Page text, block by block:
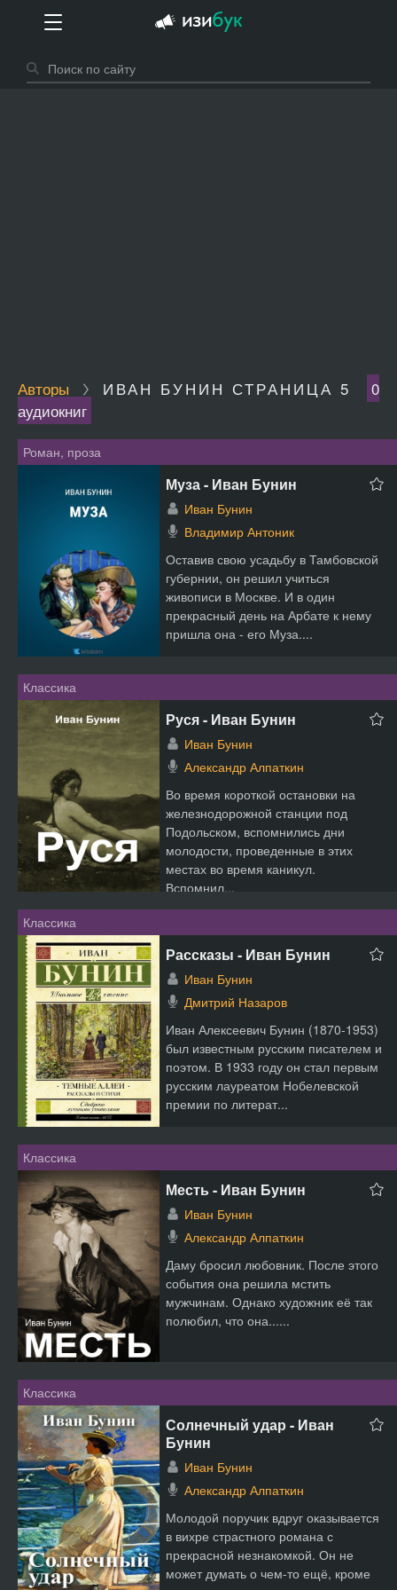
Авторы ИВАН БУНИН СТРАНИЦА 5
0
аудиокниг
Роман, проза
Муза - Иван Бунин
Иван Бунин
Владимир Антоник
Оставив свою усадьбу в Тамбовской
губернии, он решил учиться
живописи в Москве. И в один
прекрасный день на Арбате к нему
пришла она - его Муза....
Классика
Руся - Иван Бунин
Иван Бунин
Александр Алпаткин
Во время короткой остановки на
железнодорожной станции под
Подольском, вспомнились дни
молодости, проведенные в этих
местах во время каникул.
Вспомнил...
Классика
Рассказы - Иван Бунин
Иван Бунин
Дмитрий Назаров
Иван Алексеевич Бунин (1870-1953)
был известным русским писателем и
поэтом. В 1933 году он стал первым
русским лауреатом Нобелевской
премии по литерат...
Классика
Месть - Иван Бунин
Иван Бунин
Александр Алпаткин
Даму бросил любовник. После этого
события она решила мстить
мужчинам. Однако художник её так
полюбил, что она......
Классика
Солнечный удар - Иван
Бунин
Иван Бунин
Александр Алпаткин
Молодой поручик вдруг оказывается
в вихре страстного романа с
прекрасной незнакомкой. Он не
может думать о чем-то ещё, кроме